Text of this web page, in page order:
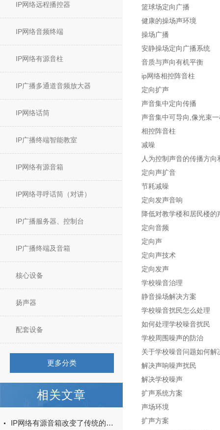
IP网络远程播控器
IP网络音频终端
IP网络有源音柱
IP广播多通道音频放大器
IP网络话筒
IP广播终端智能教室
IP网络有源音箱
IP网络寻呼话筒（对讲）
IP广播服务器、控制台
IP广播终端及音箱
核心设备
扬声器
配套设备
更多分类
相关文章
IP网络有源音箱改变了传统的音频传输方式
篮球场定向广播
健康的操场声环境
操场广播
安静操场定向广播系统
音质与声向有机平衡
ip网络相控阵音柱
定向扩声
声音集中定向传播
声音集中可导向,像光束
相控阵音柱
减噪
人为控制声音的传播方向
定向声扩音
节耗减噪
定向发声音响
降低对教学楼和居民楼的
定向音频
定向声
定向声技术
定向发声
学校噪音治理
静音操场解决方案
学校噪音扰民怎么处理
如何处理学校噪音扰民
学校周围噪声的防治
关于学校噪音问题如何解
解决声响噪声扰民
解决学校噪声
扩声系统方案
声场环境
扩声方案